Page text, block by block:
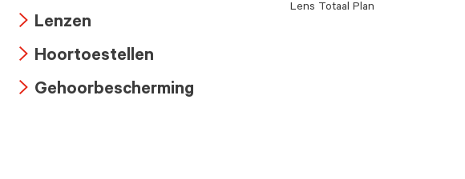
icon
icon
Lenzen
icon
Hoortoestellen
Gehoorbescherming
Lens Totaal Plan